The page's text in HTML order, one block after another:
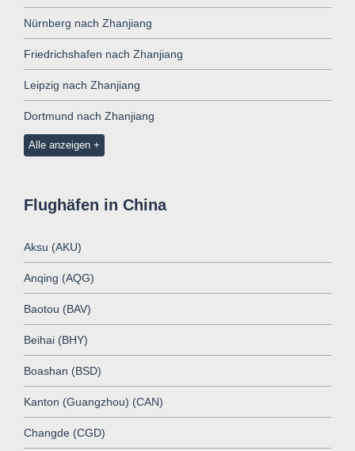
Nürnberg nach Zhanjiang
Friedrichshafen nach Zhanjiang
Leipzig nach Zhanjiang
Dortmund nach Zhanjiang
Alle anzeigen
Flughäfen in China
Aksu (AKU)
Anqing (AQG)
Baotou (BAV)
Beihai (BHY)
Boashan (BSD)
Kanton (Guangzhou) (CAN)
Changde (CGD)